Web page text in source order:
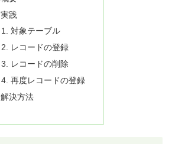
実践
対象テーブル
レコードの登録
レコードの削除
再度レコードの登録
解決方法